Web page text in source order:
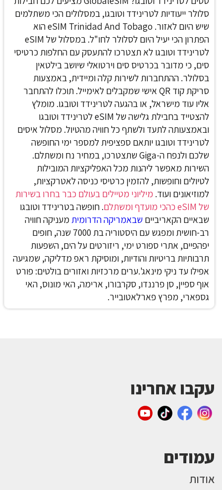
סלולר ייעודיות לטרינידד וטובגו, במסלולים הכי משתלמים
שיש היום לאזור. eSIM Trinidad And Tobago
הוא
הפתרון הכי יעיל היום לסלולר לחו"ל. במסלול של eSIM
לטרינידד וטובגו לא תצטרכו להתעסק עם החלפות כרטיסי
סים, כי מדובר בכרטיס סים וירטואלי שיושב בילטאין
בסלולר. ההתחברות לשירות קלה ומיידית, באמצעות
סריקת קוד QR אישי שמקבלים לאימייל. תוכלו להתחבר
אליו עוד מישראל, או בהגעה לטרינידד וטובגו.מומלץ
להצטייד בחבילת גלישה של eSIM לטרינידד וטובגו
ובאמצעותה לתעד ולשתף כל חוויה מהטיול. מסלול איסים
לטרינידד וטובגו יותאם ספציפית למספר ימי החופשה
שלכם ולנפח ה-Giga שתצטרכו, במחיר נח ומשתלם.
השירות מאפשר ליהנות מכל האפליקציות המובילות
לטיולים וחופשות, להזמין כרטיסי כניסה לאטרקציות,
למוזיאונים ועוד. מיליוני מטיילים בעולם כבר בחרו בשירות
של eSIM כהכי מועדף ומשתלם
.חופשה בטרינידד וטובגו
שבאיים הקאריבייםשבאמריקה הדרומיתמעניקה חוויה
רב-חושית ומפגש עם היסטוריה בת 7000 שנה, חופים
יפהפיים, אתרי ספורט ימי, ריזורטים על הים, השפעות
תרבותיות בריטיות והודיות, ומוסיקת ראפ מדליקה, שמגיעה
אפילו עד ניקי מינאג'.ערים מרכזיות ואזורים בולטים: פורט
אוף ספיין, סן פרננדו, סקרבורו, ארימה, האי מונוס, האי
גספארי, מפרץ פארלאטובייר.
עקבו אחרינו
עמודים
אודות